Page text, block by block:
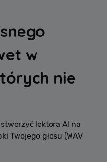
w
nie
lektora AI na
Twojego głosu (WAV